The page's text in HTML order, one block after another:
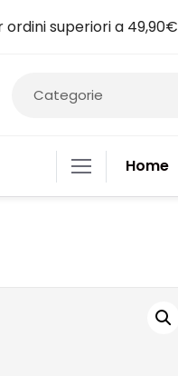
ordini superiori a 49,90€
Home